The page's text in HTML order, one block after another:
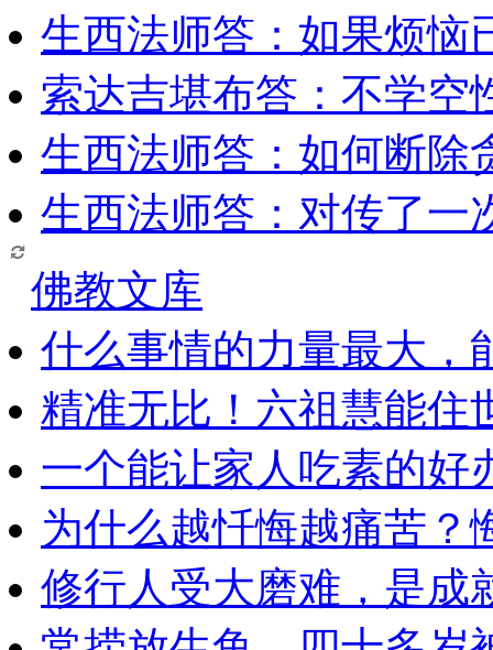
生西法师答：如果烦恼
索达吉堪布答：​不学空
生西法师答：如何断除
生西法师答：对传了一
佛教文库
什么事情的力量最大，
精准无比！六祖慧能住
一个能让家人吃素的好
为什么越忏悔越痛苦？
修行人受大磨难，是成